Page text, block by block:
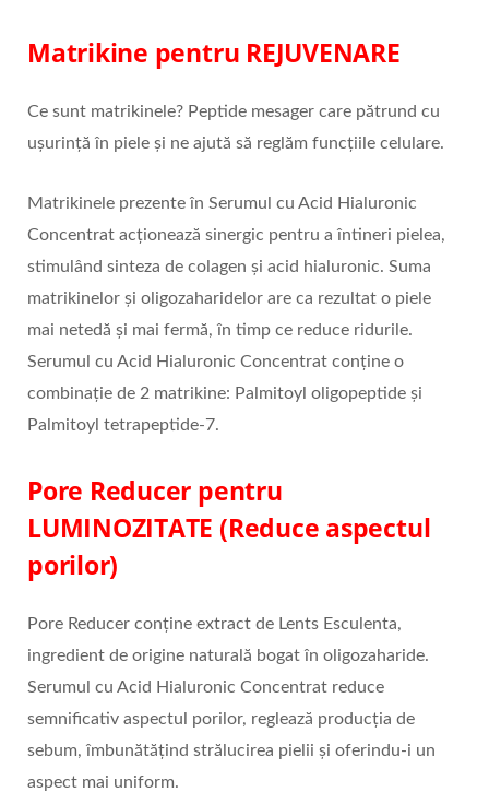
Matrikine pentru REJUVENARE
Ce sunt matrikinele? Peptide mesager care pătrund cu
ușurință în piele și ne ajută să reglăm funcțiile celulare.
Matrikinele prezente în Serumul cu Acid Hialuronic
Concentrat acționează sinergic pentru a întineri pielea,
stimulând sinteza de colagen și acid hialuronic. Suma
matrikinelor și oligozaharidelor are ca rezultat o piele
mai netedă și mai fermă, în timp ce reduce ridurile.
Serumul cu Acid Hialuronic Concentrat conține o
combinație de 2 matrikine: Palmitoyl oligopeptide și
Palmitoyl tetrapeptide-7.
Pore Reducer pentru
LUMINOZITATE (Reduce aspectul
porilor)
Pore Reducer conține extract de Lents Esculenta,
ingredient de origine naturală bogat în oligozaharide.
Serumul cu Acid Hialuronic Concentrat reduce
semnificativ aspectul porilor, reglează producția de
sebum, îmbunătățind strălucirea pielii și oferindu-i un
aspect mai uniform.